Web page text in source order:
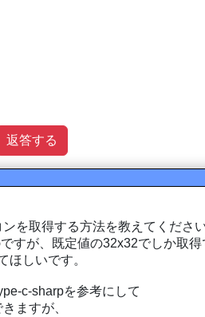
返答する
を取得する方法を教えてください
すが、既定値の32x32でしか取得
ほしいです。
c-sharpを参考にして
ますが、